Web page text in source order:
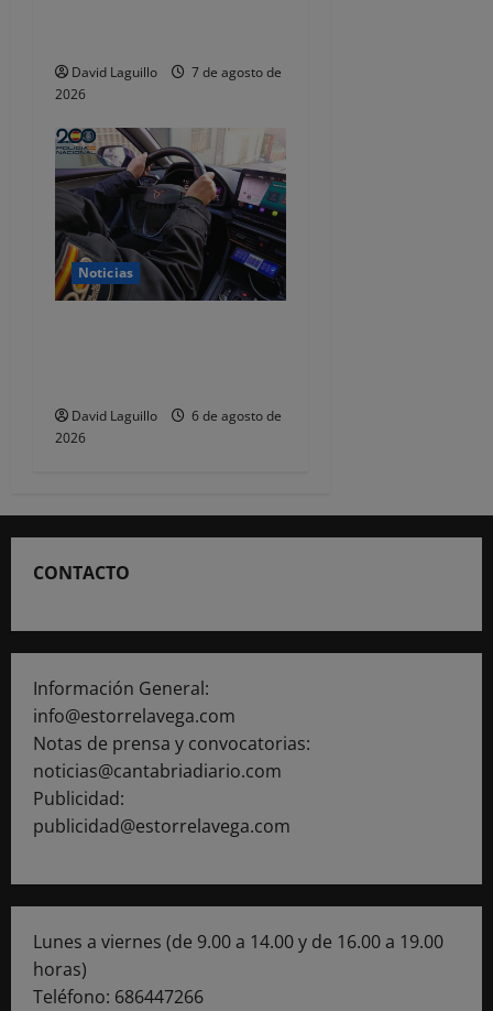
David Laguillo
7 de agosto de
2026
Noticias
David Laguillo
6 de agosto de
2026
CONTACTO
Información General:
info@estorrelavega.com
Notas de prensa y convocatorias:
noticias@cantabriadiario.com
Publicidad:
publicidad@estorrelavega.com
Lunes a viernes (de 9.00 a 14.00 y de 16.00 a 19.00
horas)
Teléfono: 686447266